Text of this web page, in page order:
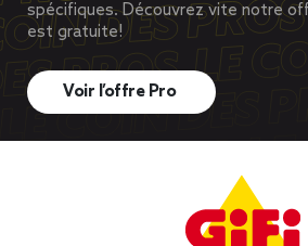
spécifiques. Découvrez vite notre
est gratuite!
Voir l’offre Pro